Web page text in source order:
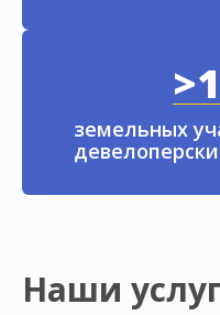
земельных
Наши